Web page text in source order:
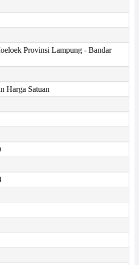
Provinsi Lampung - Bandar
Harga Satuan